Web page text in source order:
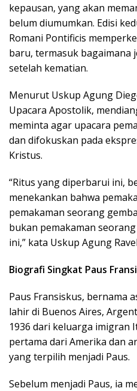
kepausan, yang akan
belum diumumkan. Edisi
Romani Pontificis
baru, termasuk bagaimana
setelah kematian.
Menurut Uskup Agung
Upacara Apostolik,
meminta agar upacara
dan difokuskan pada
Kristus.
“Ritus yang diperbarui ini,
menekankan bahwa
pemakaman seorang
bukan pemakaman
ini,” kata Uskup Agung
Biografi Singkat Paus
Paus Fransiskus, bernama
lahir di Buenos Aires,
1936 dari keluarga imigran
pertama dari Amerika dan
yang terpilih menjadi Paus.
Sebelum menjadi Paus, ia